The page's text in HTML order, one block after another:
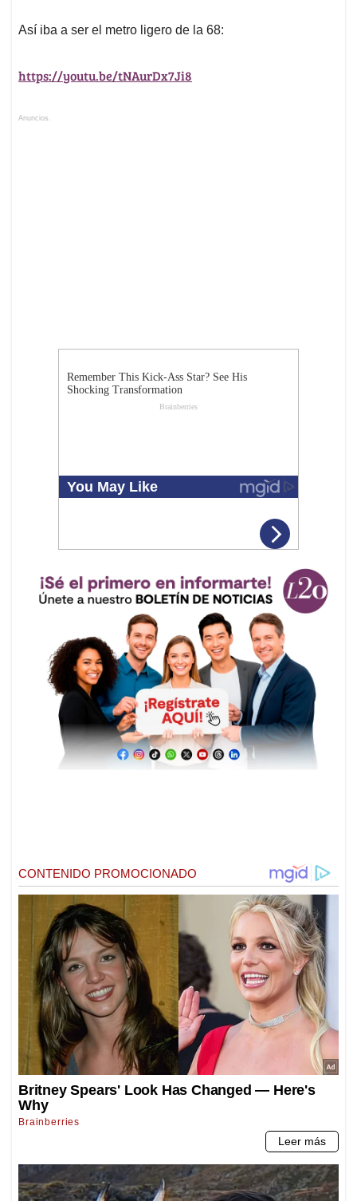
Así iba a ser el metro ligero de la 68:
https://youtu.be/tNAurDx7Ji8
Anuncios.